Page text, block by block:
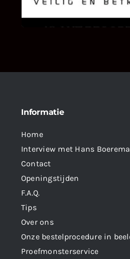
als klant van ons en
Informatie
Home
Interview met Hans Boerema
Contact
Openingstijden
F.A.Q.
Tips
Over ons
Onze bestelprocedure in
Proefmonsterservice